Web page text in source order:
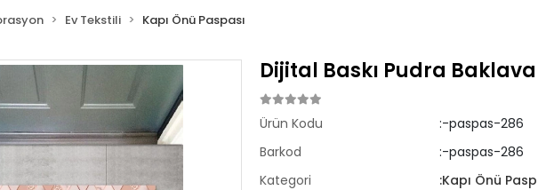
Ev Tekstili Kapı Önü Paspası
Dijital Baskı Pudra
Ürün Kodu
:-paspas-286
Barkod
:-paspas-286
Kategori
:Kapı Önü